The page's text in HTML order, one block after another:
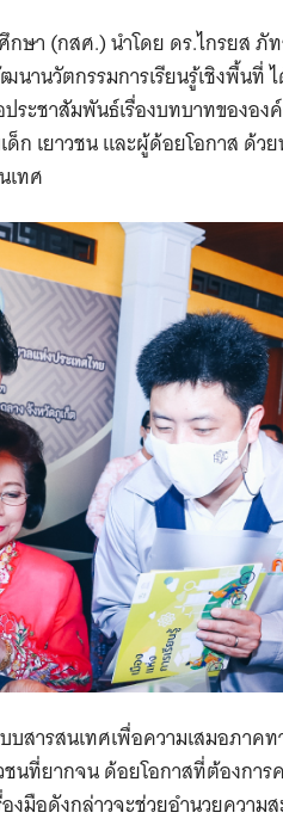
ษา (กสศ.) นำโดย ดร.ไกรยส ภั
านวัตกรรมการเรียนรู้เชิงพื้นที่
ระชาสัมพันธ์เรื่องบทบาทของอ
ก เยาวชน และผู้ด้อยโอกาส ด้ว
เทศ
สารสนเทศเพื่อความเสมอภาคท
นที่ยากจน ด้อยโอกาสที่ต้องกา
งมือดังกล่าวจะช่วยอำนวยความ